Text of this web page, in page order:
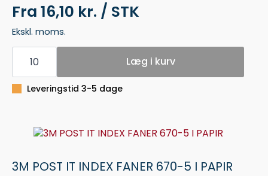
Fra 16,10 kr. / STK
Ekskl. moms.
SORTERINGSMAPPE
SORT
Læg i kurv
Leveringstid 3-5 dage
3M POST IT INDEX FANER 670-5 I PAPIR